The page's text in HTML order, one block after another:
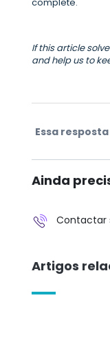
If this article
and help us to
Essa
Ainda
Contactar
Artigos